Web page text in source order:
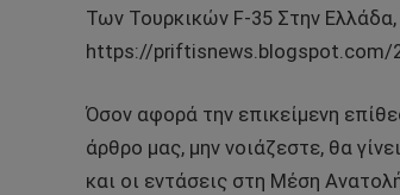
Των Τουρκικών F-35 Στην
https://priftisnews.blogspot.com/
Όσον αφορά την επικείμενη
άρθρο μας, μην νοιάζεστε, θα
και οι εντάσεις στη Μέση